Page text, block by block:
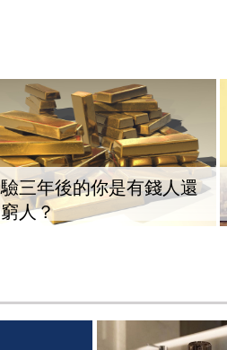
三年後的你是有錢人還
人？